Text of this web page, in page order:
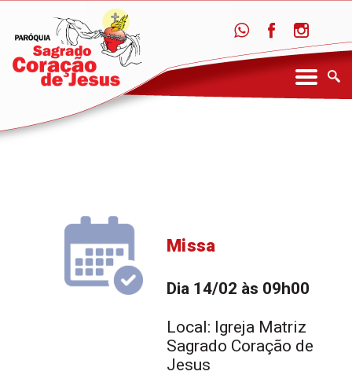
Missa
Dia 14/02 às 09h00
Local: Igreja Matriz
Sagrado Coração de
Jesus